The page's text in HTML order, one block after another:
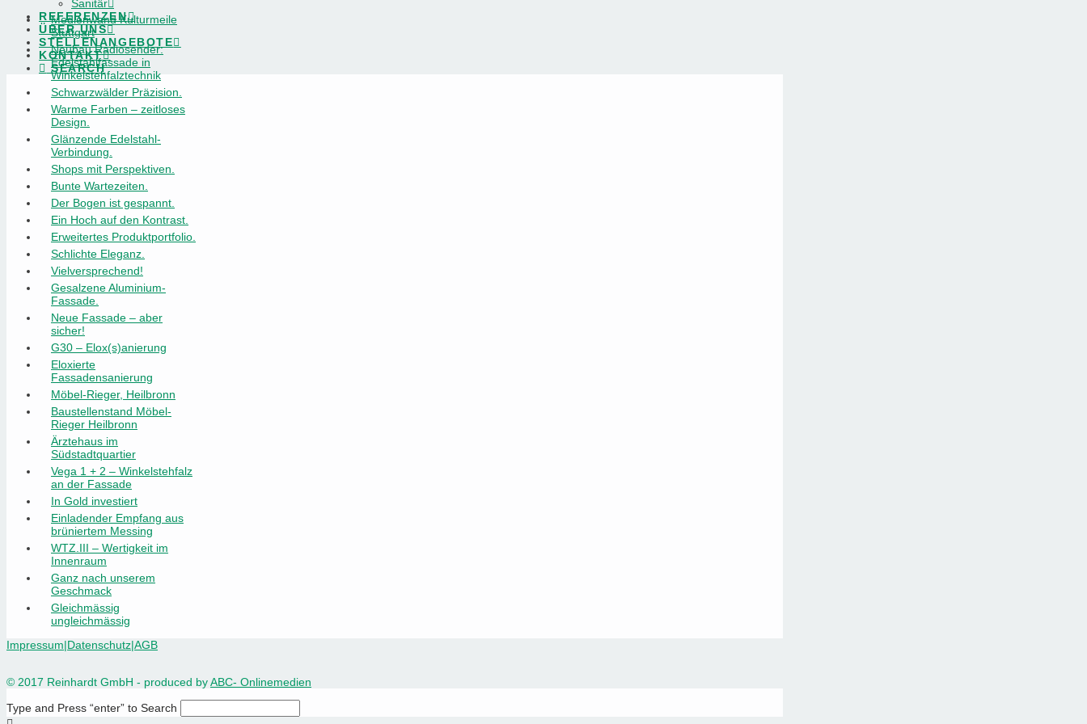
Sanitär
REFERENZEN
ÜBER UNS
STELLENANGEBOTE
KONTAKT
SEARCH
Medienwand Kulturmeile
Stuttgart
Neubau Radiosender:
Edelstahlfassade in
Winkelstehfalztechnik
Schwarzwälder Präzision.
Warme Farben – zeitloses
Design.
Glänzende Edelstahl-
Verbindung.
Shops mit Perspektiven.
Bunte Wartezeiten.
Der Bogen ist gespannt.
Ein Hoch auf den Kontrast.
Erweitertes Produktportfolio.
Schlichte Eleganz.
Vielversprechend!
Gesalzene Aluminium-
Fassade.
Neue Fassade – aber
sicher!
G30 – Elox(s)anierung
Eloxierte
Fassadensanierung
Möbel-Rieger, Heilbronn
Baustellenstand Möbel-
Rieger Heilbronn
Ärztehaus im
Südstadtquartier
Vega 1 + 2 – Winkelstehfalz
an der Fassade
In Gold investiert
Einladender Empfang aus
brüniertem Messing
WTZ.III – Wertigkeit im
Innenraum
Ganz nach unserem
Geschmack
Gleichmässig
ungleichmässig
Impressum|Datenschutz|AGB
© 2017 Reinhardt GmbH - produced byABC- Onlinemedien
Type and Press “enter” to Search